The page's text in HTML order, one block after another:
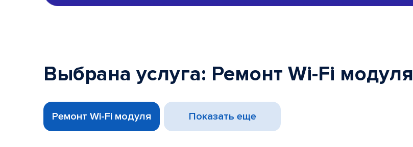
Выбрана услуга: Ремонт Wi-Fi модуля
Ремонт Wi-Fi модуля Показать еще